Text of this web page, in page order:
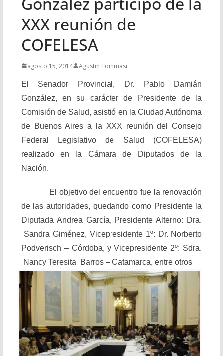
XXX reunión de
COFELESA
agosto 15, 2014 Agustin Tommasi
El Senador Provincial, Dr. Pablo Damián
González, en su carácter de Presidente de la
Comisión de Salud, asistió en la Ciudad Autónoma
de Buenos Aires a la XXX reunión del Consejo
Federal Legislativo de Salud (COFELESA)
realizado en la Cámara de Diputados de la
Nación.
El objetivo del encuentro fue la renovación
de las autoridades, quedando como Presidente la
Diputada Andrea García, Presidente Alterno: Dra.
Sandra Giménez, Vicepresidente 1º: Dr. Norberto
Podverisch – Córdoba, y Vicepresidente 2º: Sdra.
Nancy Teresita Barros – Catamarca, entre otros